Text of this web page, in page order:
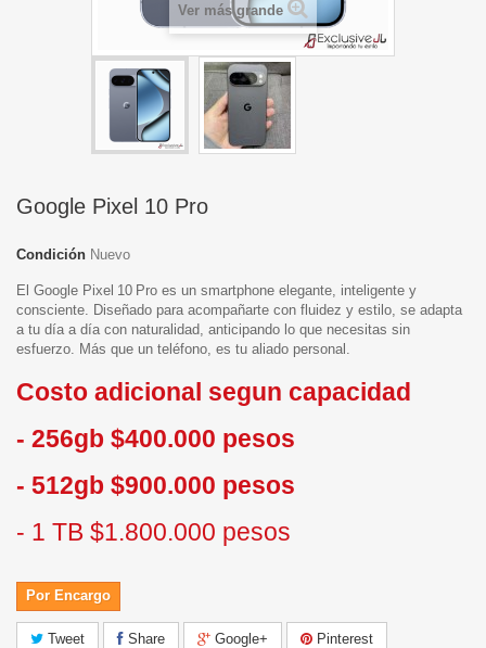
Ver más grande
Google Pixel 10 Pro
Condición Nuevo
El Google Pixel 10 Pro es un smartphone elegante, inteligente y
consciente. Diseñado para acompañarte con fluidez y estilo, se adapta
a tu día a día con naturalidad, anticipando lo que necesitas sin
esfuerzo. Más que un teléfono, es tu aliado personal.
Costo adicional segun capacidad
- 256gb $400.000 pesos
- 512gb $900.000 pesos
- 1 TB $1.800.000 pesos
Por Encargo
Tweet Share Google+ Pinterest